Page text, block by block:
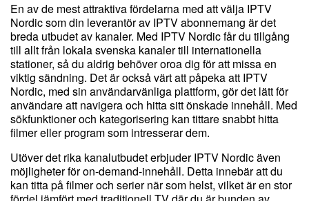
En av de mest attraktiva fördelarna med att välja IPTV
Nordic som din leverantör av IPTV abonnemang är det
breda utbudet av kanaler. Med IPTV Nordic får du tillgång
till allt från lokala svenska kanaler till internationella
stationer, så du aldrig behöver oroa dig för att missa en
viktig sändning. Det är också värt att påpeka att IPTV
Nordic, med sin användarvänliga plattform, gör det lätt för
användare att navigera och hitta sitt önskade innehåll. Med
sökfunktioner och kategorisering kan tittare snabbt hitta
filmer eller program som intresserar dem.
Utöver det rika kanalutbudet erbjuder IPTV Nordic även
möjligheter för on-demand-innehåll. Detta innebär att du
kan titta på filmer och serier när som helst, vilket är en stor